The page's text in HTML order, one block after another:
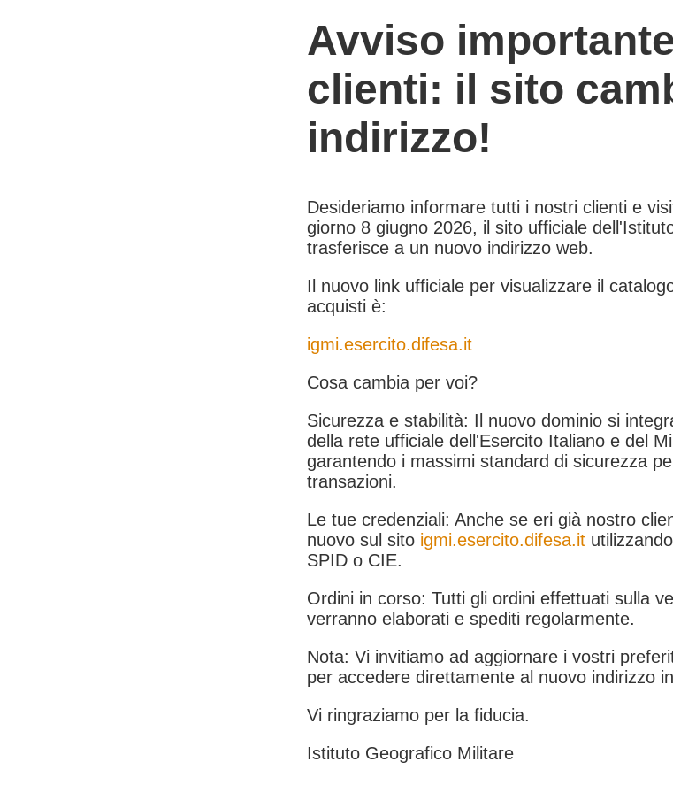
Avviso
clienti: il sito
indirizzo!
Desideriamo informare tutti i nostri clienti e
giorno 8 giugno 2026, il sito ufficiale
trasferisce a un nuovo indirizzo web.
Il nuovo link ufficiale per visualizzare il
acquisti è:
igmi.esercito.difesa.it
Cosa cambia per voi?
Sicurezza e stabilità: Il nuovo dominio si
della rete ufficiale dell'Esercito Italiano e del
garantendo i massimi standard di sicurezza
transazioni.
Le tue credenziali: Anche se eri già nostro
nuovo sul sito igmi.esercito.difesa.it
SPID o CIE.
Ordini in corso: Tutti gli ordini effettuati sulla
verranno elaborati e spediti regolarmente.
Nota: Vi invitiamo ad aggiornare i vostri
per accedere direttamente al nuovo indirizzo
Vi ringraziamo per la fiducia.
Istituto Geografico Militare